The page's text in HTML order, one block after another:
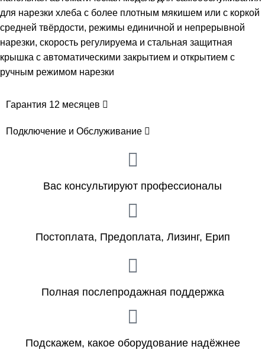
для нарезки хлеба с более плотным мякишем или с коркой
средней твёрдости, режимы единичной и непрерывной
нарезки, скорость регулируема и стальная защитная
крышка с автоматическими закрытием и открытием с
ручным режимом нарезки
Гарантия 12 месяцев
Подключение и Обслуживание
Вас консультируют профессионалы
Постоплата, Предоплата, Лизинг, Ерип
Полная послепродажная поддержка
Подскажем, какое оборудование надёжнее